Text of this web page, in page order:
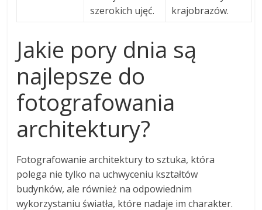
szerokich ujęć.
krajobrazów.
Jakie pory dnia są
najlepsze do
fotografowania
architektury?
Fotografowanie architektury to sztuka, która
polega nie tylko na uchwyceniu kształtów
budynków, ale również na odpowiednim
wykorzystaniu światła, które nadaje im charakter.